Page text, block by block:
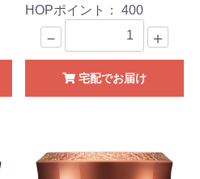
HOPポイント： 400
－ ＋
宅配でお届け